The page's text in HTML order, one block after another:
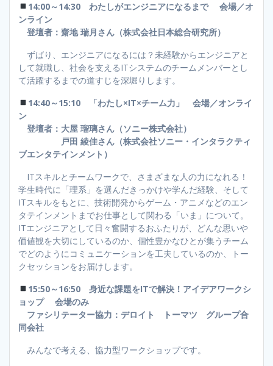
14:00～14:30 わたしがエンジニアになるまで 会場／オ
ンライン
登壇者：齋地 瑞月さん（株式会社日本総合研究所）
ずばり、エンジニアになるには？未経験からエンジニアと
して就職し、社会を支えるITシステムのチームメンバーとし
て活躍するまでの道すじを深堀りします。
14:40～15:10 「わたし×IT×チーム力」 会場／オンライ
ン
登壇者：大屋 瑠璃さん（ソニー株式会社）
戸田 綾佳さん（株式会社ソニー・インタラクティ
ブエンタテインメント）
ITスキルとチームワークで、さまざまな人の力になれる！
学生時代に「理系」を選んだきっかけや学んだ経験、そして
ITスキルをもとに、技術開発からゲーム・アニメなどのエン
タテインメントまでお仕事として関わる「いま」について。
ITエンジニアとして日々奮闘するおふたりが、どんな思いや
価値観を大切にしているのか、個性豊かなひとが集うチーム
でどのようにコミュニケーションを工夫しているのか、トー
クセッションをお届けします。
15:50～16:50 身近な課題をITで解決！アイデアワークシ
ョップ 会場のみ
ファシリテーター協力：デロイト トーマツ グループ合
同会社
みんなで考える、協力型ワークショップです。